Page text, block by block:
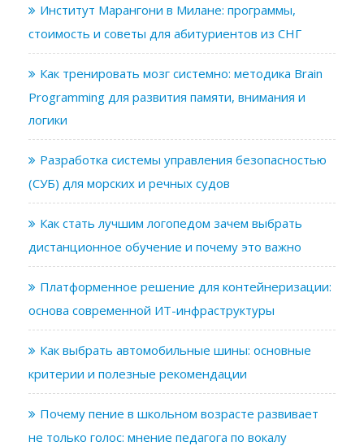
Институт Марангони в Милане: программы,
стоимость и советы для абитуриентов из СНГ
Как тренировать мозг системно: методика Brain
Programming для развития памяти, внимания и
логики
Разработка системы управления безопасностью
(СУБ) для морских и речных судов
Как стать лучшим логопедом зачем выбрать
дистанционное обучение и почему это важно
Платформенное решение для контейнеризации:
основа современной ИТ-инфраструктуры
Как выбрать автомобильные шины: основные
критерии и полезные рекомендации
Почему пение в школьном возрасте развивает
не только голос: мнение педагога по вокалу